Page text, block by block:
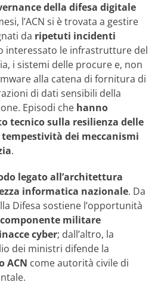
della difesa digitale
l’ACN si è trovata a gestire
da ripetuti incidenti
interessato le infrastrutture del
i sistemi delle procure e, non
alla catena di fornitura di
di dati sensibili della
Episodi che hanno
tecnico sulla resilienza delle
dei meccanismi
.
legato all’architettura
informatica nazionale. Da
Difesa sostiene l’opportunità
militare
cyber; dall’altro, la
dei ministri difende la
ACN come autorità civile di